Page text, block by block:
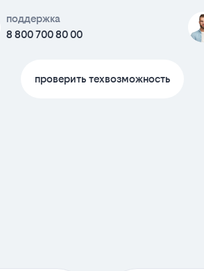
поддержка
8 800 700 80 00
проверить техвозможность